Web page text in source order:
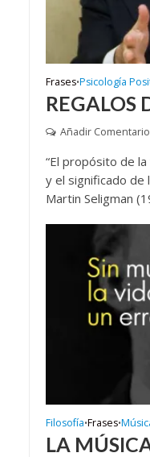
Frases•Psicología
REGALOS
Añadir Comentario
“El propósito de
y el significado de
Martin Seligman
Filosofía•Frases•
LA